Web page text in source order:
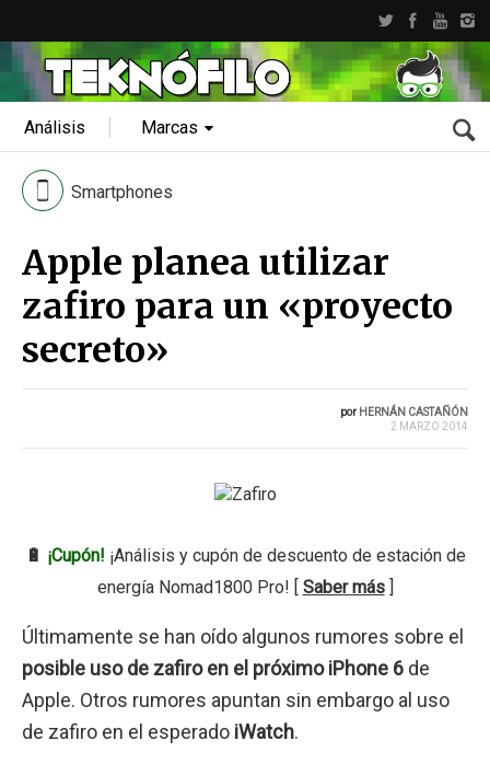
Análisis Marcas
Smartphones
Apple planea utilizar
zafiro para un «proyecto
secreto»
por HERNÁN CASTAÑÓN
2 MARZO 2014
🔋 ¡Cupón! ¡Análisis y cupón de descuento de estación de
energía Nomad1800 Pro! [ Saber más]
Últimamente se han oído algunos rumores sobre el
posible uso de zafiro en el próximo iPhone 6 de
Apple. Otros rumores apuntan sin embargo al uso
de zafiro en el esperado iWatch.